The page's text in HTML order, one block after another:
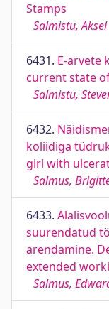
Stamps
Salmistu, Aksel
6431. E-arvete
current state
Salmistu,
6432.
koliidiga
girl with
Salmus,
6433.
suurendatud
arendamine.
extended
Salmus,